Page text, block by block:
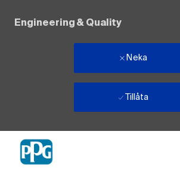
Engineering & Quality
Neka
Tillåta